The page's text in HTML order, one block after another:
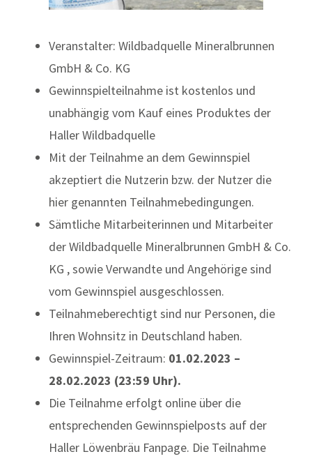
Veranstalter: Wildbadquelle Mineralbrunnen
GmbH & Co. KG
Gewinnspielteilnahme ist kostenlos und
unabhängig vom Kauf eines Produktes der
Haller Wildbadquelle
Mit der Teilnahme an dem Gewinnspiel
akzeptiert die Nutzerin bzw. der Nutzer die
hier genannten Teilnahmebedingungen.
Sämtliche Mitarbeiterinnen und Mitarbeiter
der Wildbadquelle Mineralbrunnen GmbH & Co.
KG , sowie Verwandte und Angehörige sind
vom Gewinnspiel ausgeschlossen.
Teilnahmeberechtigt sind nur Personen, die
Ihren Wohnsitz in Deutschland haben.
Gewinnspiel-Zeitraum: 01.02.2023 –
28.02.2023 (23:59 Uhr).
Die Teilnahme erfolgt online über die
entsprechenden Gewinnspielposts auf der
Haller Löwenbräu Fanpage. Die Teilnahme